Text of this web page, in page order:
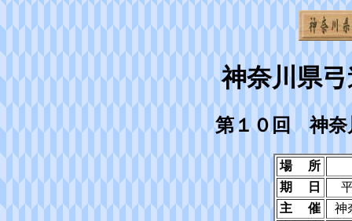
神奈川県
第１０回 神奈
場 所
期 日
主 催
神